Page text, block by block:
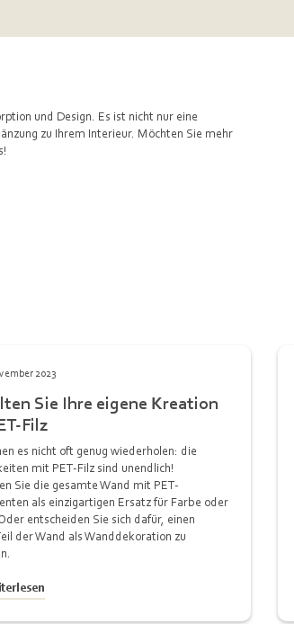
und Design. Es ist nicht nur eine
zu Ihrem Interieur. Möchten Sie mehr
2023
Sie Ihre eigene Kreation
Filz
es nicht oft genug wiederholen: die
mit PET-Filz sind unendlich!
Sie die gesamte Wand mit PET-
als einzigartigen Ersatz für Farbe oder
entscheiden Sie sich dafür, einen
der Wand als Wanddekoration zu